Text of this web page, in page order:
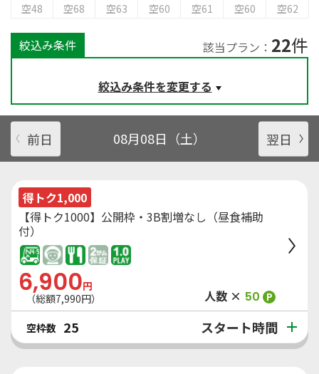
空48 空68 空63 空60 空61 空60 空62
絞込み条件 該当プラン： 22件
絞込み条件を変更する
前日 08月08日（土） 翌日
得トク1,000
【得トク1000】公開枠・3B割増なし（昼食補助
付）
6,900円
（総額7,990円） 人数 × 50 P
空枠数 25 スタート時間